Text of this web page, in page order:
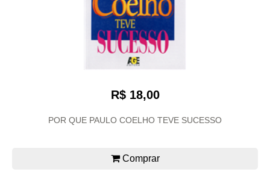
R$ 18,00
POR QUE PAULO COELHO TEVE SUCESSO
Comprar